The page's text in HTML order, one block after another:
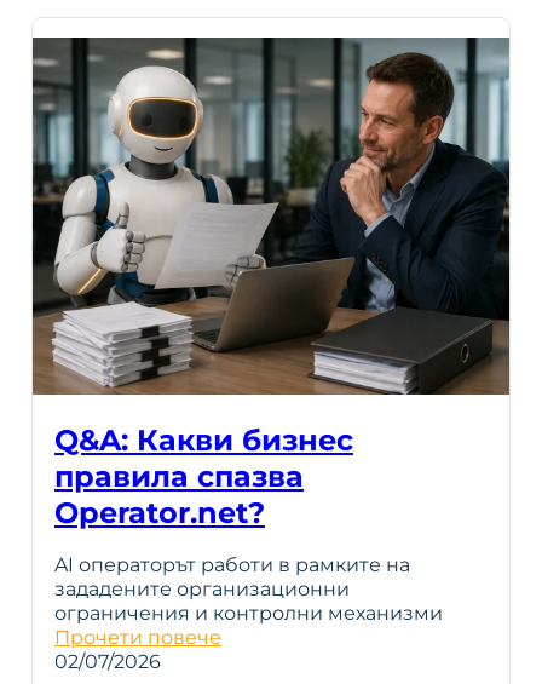
Q&A: Какви бизнес
правила спазва
Operator.net?
AI операторът работи в рамките на
зададените организационни
ограничения и контролни механизми
Прочети повече
02/07/2026